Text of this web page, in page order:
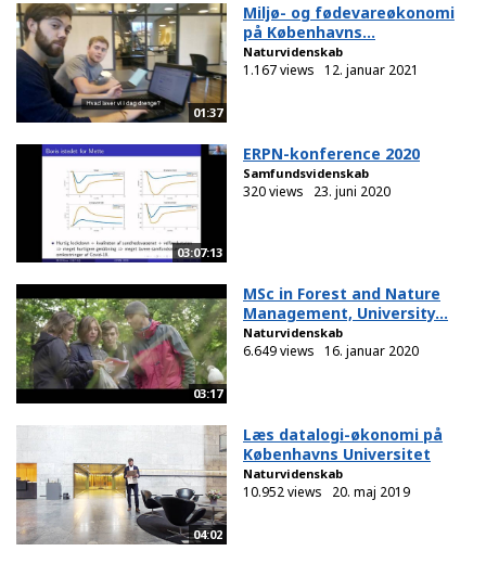
01:37
Miljø- og fødevareøkonomi
på Københavns...
Naturvidenskab
1.167 views 12. januar 2021
03:07:13
ERPN-konference 2020
Samfundsvidenskab
320 views 23. juni 2020
03:17
MSc in Forest and Nature
Management, University...
Naturvidenskab
6.649 views 16. januar 2020
04:02
Læs datalogi-økonomi på
Københavns Universitet
Naturvidenskab
10.952 views 20. maj 2019